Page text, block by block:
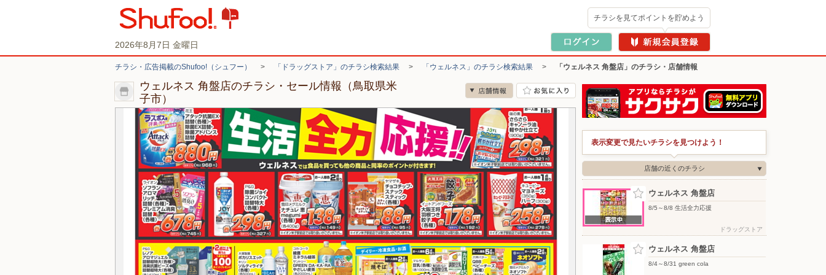
2026年8月7日 金曜日
チラシを見てポイントを貯めよう
チラシ・広告掲載のShufoo!（シュフー） > 「ドラッグストア」のチラシ検索結果 > 「ウェルネス」のチラシ検索結果 > 「ウェルネス 角盤店」のチラシ・店舗情報
ウェルネス 角盤店のチラシ・セール情報（鳥取県米
子市）
表示変更で見たいチラシを見つけよう！
店舗の近くのチラシ
ウェルネス 角盤店
8/5～8/8 生活全力応援
ドラッグストア
ウェルネス 角盤店
8/4～8/31 green cola